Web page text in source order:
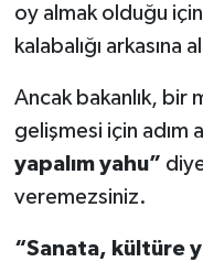
oy almak olduğu için
kalabalığı arkasına
Ancak bakanlık, bir
gelişmesi için adım
yapalım yahu”
veremezsiniz.
“Sanata, kültüre